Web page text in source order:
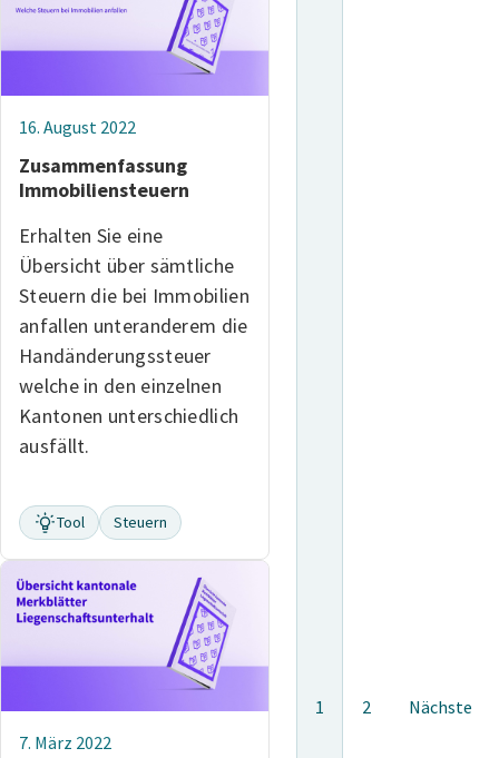
16. August 2022
Zusammenfassung
Immobiliensteuern
Erhalten Sie eine
Übersicht über sämtliche
Steuern die bei Immobilien
anfallen unteranderem die
Handänderungssteuer
welche in den einzelnen
Kantonen unterschiedlich
ausfällt.
Tool Steuern
7. März 2022
1 2 Nächste